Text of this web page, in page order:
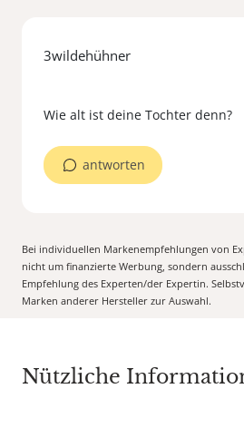
3wildehühner
Wie alt ist deine Tochter denn?
antworten
Bei individuellen Markenempfehlungen von
nicht um finanzierte Werbung, sondern
Empfehlung des Experten/der Expertin.
Marken anderer Hersteller zur Auswahl.
Nützliche